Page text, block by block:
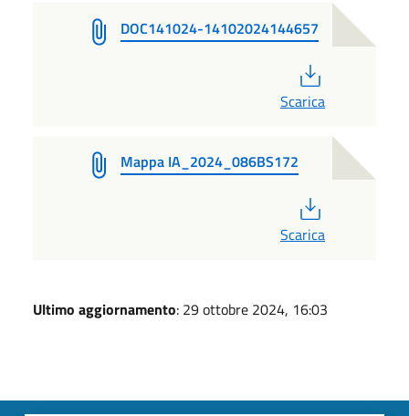
DOC141024-14102024144657
Scarica
Mappa IA_2024_086BS172
Scarica
Ultimo aggiornamento: 29 ottobre 2024, 16:03